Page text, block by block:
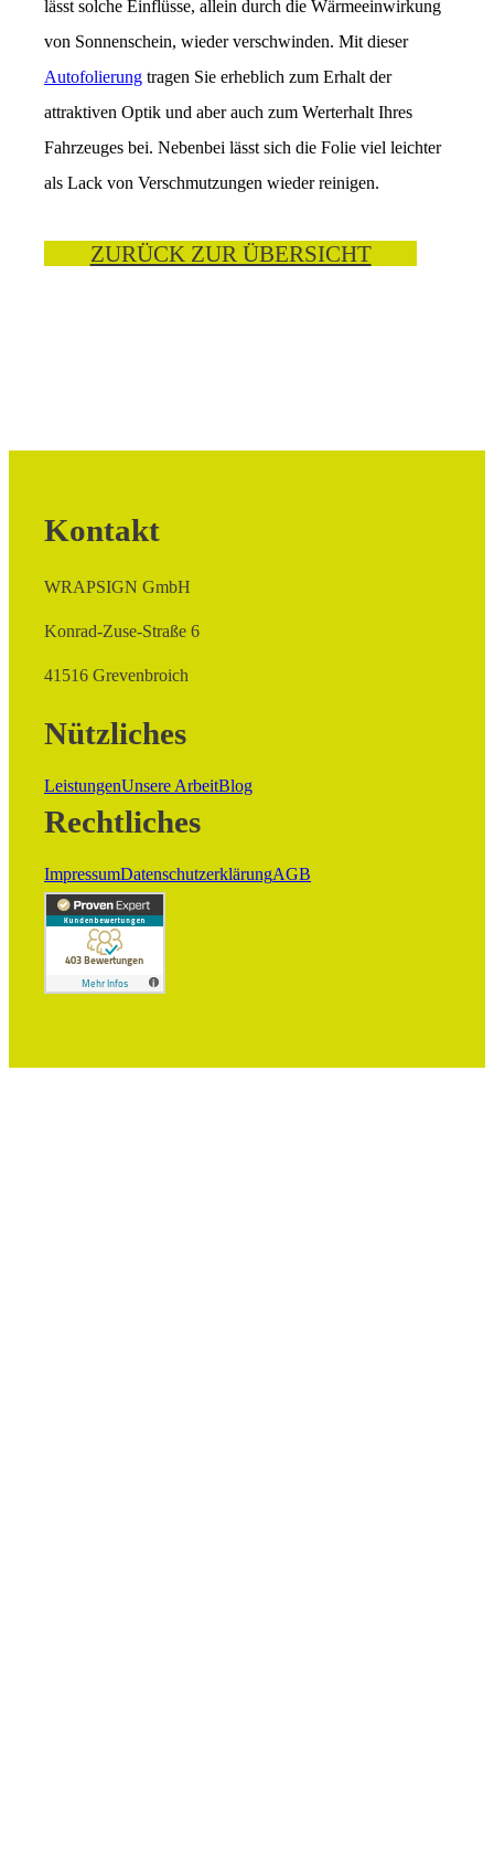
lässt solche Einflüsse, allein durch die Wärmeeinwirkung
von Sonnenschein, wieder verschwinden. Mit dieser
Autofolierung tragen Sie erheblich zum Erhalt der
attraktiven Optik und aber auch zum Werterhalt Ihres
Fahrzeuges bei. Nebenbei lässt sich die Folie viel leichter
als Lack von Verschmutzungen wieder reinigen.
ZURÜCK ZUR ÜBERSICHT
Kontakt
WRAPSIGN GmbH
Konrad-Zuse-Straße 6
41516 Grevenbroich
Nützliches
LeistungenUnsere ArbeitBlog
Rechtliches
ImpressumDatenschutzerklärungAGB